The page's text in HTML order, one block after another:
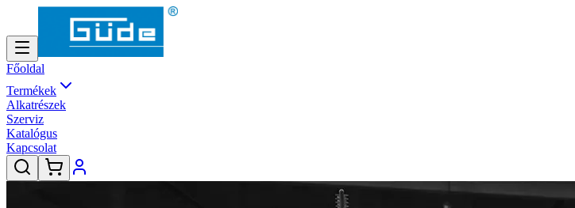
Főoldal
Termékek
Alkatrészek
Szerviz
Katalógus
Kapcsolat